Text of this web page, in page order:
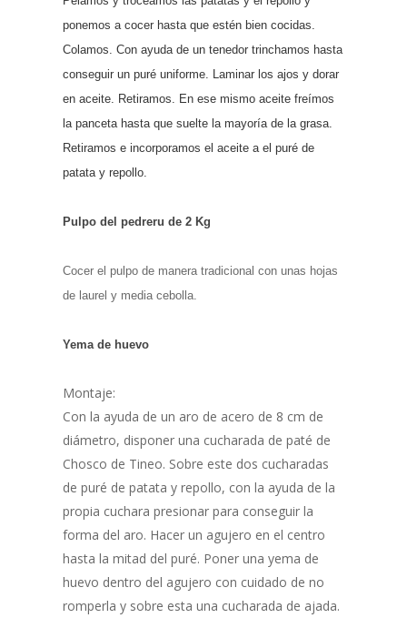
ponemos a cocer hasta que estén bien cocidas.
Colamos. Con ayuda de un tenedor trinchamos hasta
conseguir un puré uniforme. Laminar los ajos y dorar
en aceite. Retiramos. En ese mismo aceite freímos
la panceta hasta que suelte la mayoría de la grasa.
Retiramos e incorporamos el aceite a el puré de
patata y repollo.
Pulpo del pedreru de 2 Kg
Cocer el pulpo de manera tradicional con unas hojas
de laurel y media cebolla.
Yema de huevo
Montaje:
Con la ayuda de un aro de acero de 8 cm de
diámetro, disponer una cucharada de paté de
Chosco de Tineo. Sobre este dos cucharadas
de puré de patata y repollo, con la ayuda de la
propia cuchara presionar para conseguir la
forma del aro. Hacer un agujero en el centro
hasta la mitad del puré. Poner una yema de
huevo dentro del agujero con cuidado de no
romperla y sobre esta una cucharada de ajada.